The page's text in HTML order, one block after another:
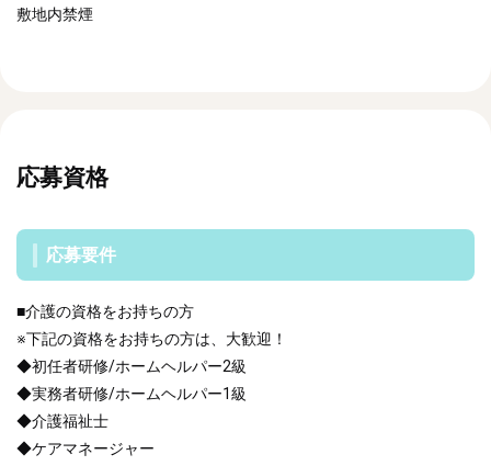
敷地内禁煙
応募資格
応募要件
■介護の資格をお持ちの方
※下記の資格をお持ちの方は、大歓迎！
◆初任者研修/ホームヘルパー2級
◆実務者研修/ホームヘルパー1級
◆介護福祉士
◆ケアマネージャー